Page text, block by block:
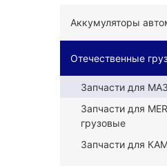
Аккумуляторы
Отечественные
Запчасти для
Запчасти для
грузовые
Запчасти для